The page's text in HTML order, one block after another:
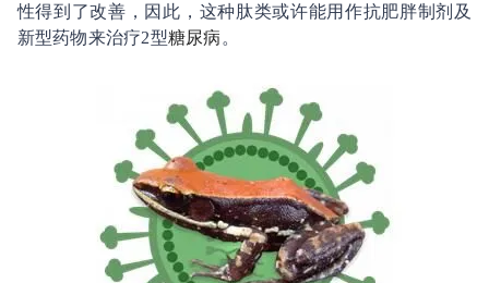
性得到了改善，因此，这种肽类或许能用作抗肥胖制剂及
新型药物来治疗2型糖尿病 。